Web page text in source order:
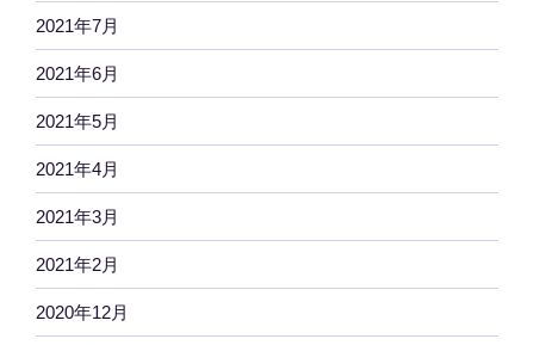
2021年7月
2021年6月
2021年5月
2021年4月
2021年3月
2021年2月
2020年12月